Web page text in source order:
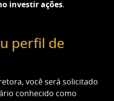
investir ações.
perfil de
você será solicitado
conhecido como